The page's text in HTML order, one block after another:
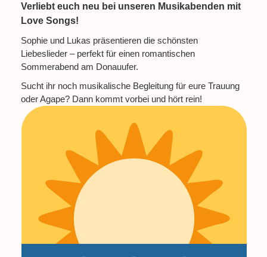
Verliebt euch neu bei unseren Musikabenden mit
Love Songs!
Sophie und Lukas präsentieren die schönsten
Liebeslieder – perfekt für einen romantischen
Sommerabend am Donauufer.
Sucht ihr noch musikalische Begleitung für eure Trauung
oder Agape? Dann kommt vorbei und hört rein!